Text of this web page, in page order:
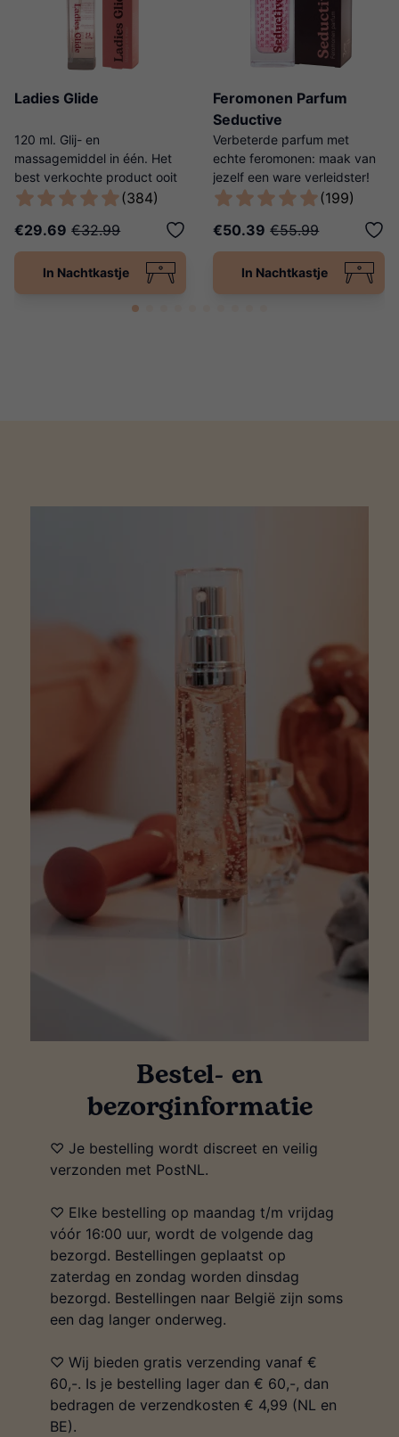
Ladies Glide
120 ml. Glij- en
massagemiddel in één. Het
best verkochte product ooit
van Ladies Night! (384)
€29.69 €32.99
In Nachtkastje
Feromonen Parfum
Seductive
Verbeterde parfum met
echte feromonen: maak van
jezelf een ware verleidster!
(199)
€50.39 €55.99
In Nachtkastje
Bestel- en
bezorginformatie
♡ Je bestelling wordt discreet en veilig
verzonden met PostNL.
♡ Elke bestelling op maandag t/m vrijdag
vóór 16:00 uur, wordt de volgende dag
bezorgd. Bestellingen geplaatst op
zaterdag en zondag worden dinsdag
bezorgd. Bestellingen naar België zijn soms
een dag langer onderweg.
♡ Wij bieden gratis verzending vanaf €
60,-. Is je bestelling lager dan € 60,-, dan
bedragen de verzendkosten € 4,99 (NL en
BE).